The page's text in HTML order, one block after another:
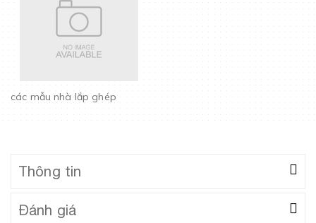
các mẫu nhà lắp ghép
Thông tin
Đánh giá